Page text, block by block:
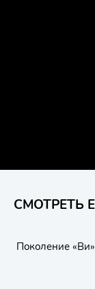
СМОТРЕТЬ
Поколение «Ви»